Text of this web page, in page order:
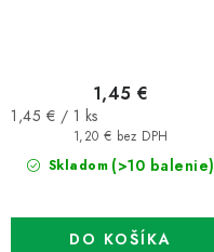
Skladom (>10 balenie)
1,20 € bez DPH
1,45 €
Jednotková
1,45 € / 1 ks
DO KOŠÍKA